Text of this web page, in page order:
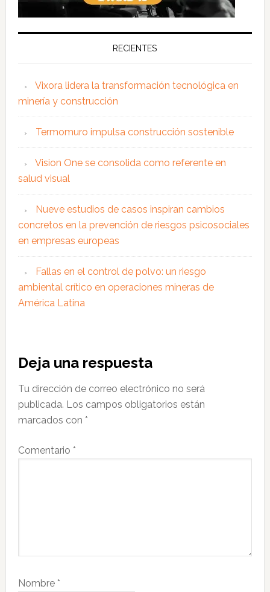
RECIENTES
Vixora lidera la transformación tecnológica en
minería y construcción
Termomuro impulsa construcción sostenible
Vision One se consolida como referente en
salud visual
Nueve estudios de casos inspiran cambios
concretos en la prevención de riesgos psicosociales
en empresas europeas
Fallas en el control de polvo: un riesgo
ambiental crítico en operaciones mineras de
América Latina
Interacciones
con
los
lectores
Deja una respuesta
Tu dirección de correo electrónico no será
publicada. Los campos obligatorios están
marcados con *
Comentario *
Nombre *